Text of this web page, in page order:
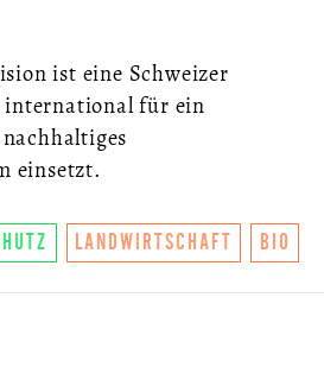
ist eine Schweizer
für ein
einsetzt.
LANDWIRTSCHAFT BIO